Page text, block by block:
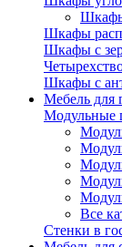
Шкафы
Шкафы с
Шкафы с
Мебель для
Модульные
Все
Стенки в